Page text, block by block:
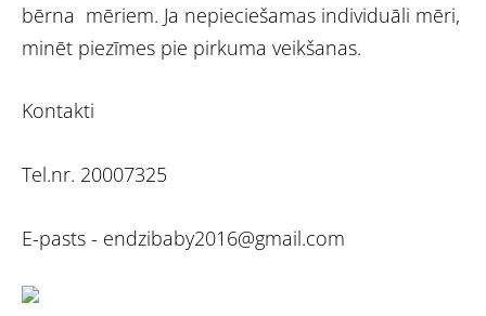
bērna mēriem. Ja nepieciešamas individuāli mēri,
minēt piezīmes pie pirkuma veikšanas.
Kontakti
Tel.nr. 20007325
E-pasts - endzibaby2016@gmail.com